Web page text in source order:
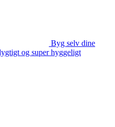
Byg selv dine
og super hyggeligt